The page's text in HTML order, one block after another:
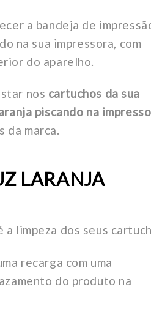
a bandeja de
na sua impressora, com
do aparelho.
nos cartuchos da sua
piscando na
da marca.
LARANJA
limpeza dos seus
recarga com uma
do produto na